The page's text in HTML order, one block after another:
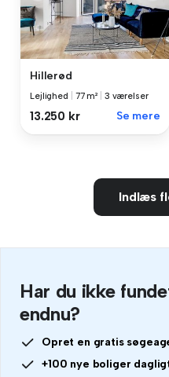
Hillerød
Lejlighed 77 m² 3 værelser
13.250 kr Se mere
Indlæs
Har du ikke
endnu?
Opret en gratis
+100 nye boliger